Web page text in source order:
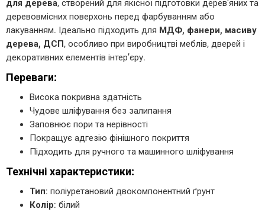
для дерева, створений для якісної підготовки дерев’яних та
деревовмісних поверхонь перед фарбуванням або
лакуванням. Ідеально підходить для МДФ, фанери, масиву
дерева, ДСП, особливо при виробництві меблів, дверей і
декоративних елементів інтер’єру.
Переваги:
Висока покривна здатність
Чудове шліфування без залипання
Заповнює пори та нерівності
Покращує адгезію фінішного покриття
Підходить для ручного та машинного шліфування
Технічні характеристики:
Тип: поліуретановий двокомпонентний ґрунт
Колір: білий